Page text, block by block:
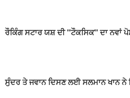
ਰੌਕਿੰਗ ਸਟਾਰ ਯਸ਼ ਦੀ ''ਟੌਕਸਿਕ'' ਦਾ ਨਵਾਂ
ਸੁੰਦਰ ਤੇ ਜਵਾਨ ਦਿਸਣ ਲਈ ਸਲਮਾਨ ਖਾਨ ਨੇ